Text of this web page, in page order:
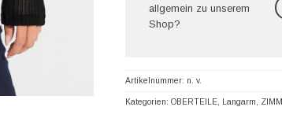
allgemein zu unserem
Shop?
Artikelnummer: n. v.
Kategorien: OBERTEILE Langarm